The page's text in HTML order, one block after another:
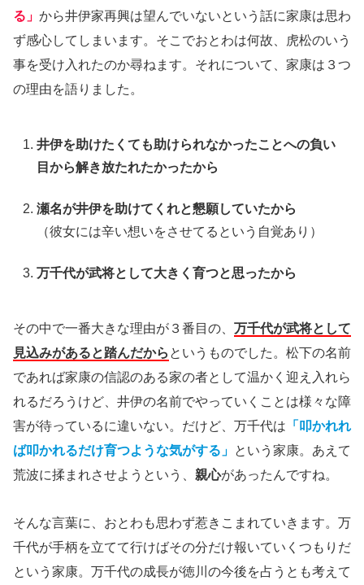
る」 から井伊家再興は望んでいないという話に家康は思わ
ず感心してしまいます。そこでおとわは何故、虎松のいう
事を受け入れたのか尋ねます。それについて、家康は３つ
の理由を語りました。
井伊を助けたくても助けられなかったことへの負い
目から解き放たれたかったから
瀬名が井伊を助けてくれと懇願していたから
（彼女には辛い想いをさせてるという自覚あり）
万千代が武将として大きく育つと思ったから
その中で一番大きな理由が３番目の、 万千代が武将として
見込みがあると踏んだから というものでした。松下の名前
であれば家康の信認のある家の者として温かく迎え入れら
れるだろうけど、井伊の名前でやっていくことは様々な障
害が待っているに違いない。だけど、万千代は 「叩かれれ
ば叩かれるだけ育つような気がする」 という家康。あえて
荒波に揉まれさせようという、 親心があったんですね。
そんな言葉に、おとわも思わず惹きこまれていきます。万
千代が手柄を立てて行けばその分だけ報いていくつもりだ
という家康。万千代の成長が徳川の今後を占うとも考えて